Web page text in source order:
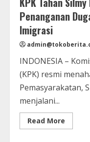
Penanganan
Imigrasi
INDONESIA –
(KPK) resmi
Pemasyarakatan,
menjalani...
Read More
more